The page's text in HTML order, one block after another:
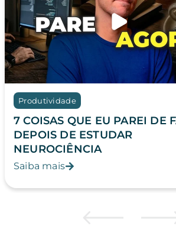
Produtividade
7 COISAS QUE EU PAREI DE
DEPOIS DE ESTUDAR
NEUROCIÊNCIA
Saiba mais